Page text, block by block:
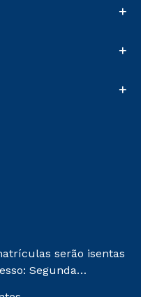
+
+
+
serão isentas
Segunda